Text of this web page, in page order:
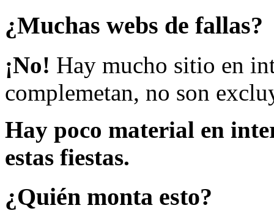
¿Muchas webs de fallas?
¡No! Hay mucho sitio en
complemetan, no son
Hay poco material en
estas fiestas.
¿Quién monta esto?